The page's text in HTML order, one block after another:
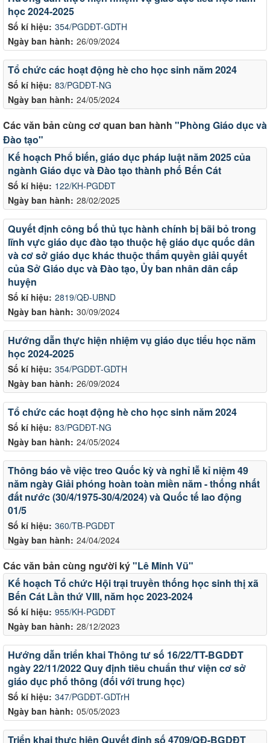
Số kí hiệu: 354/PGDĐT-GDTH
Ngày ban hành: 26/09/2024
học 2024-2025
Số kí hiệu: 83/PGDĐT-NG
Ngày ban hành: 24/05/2024
Tổ chức các hoạt động hè cho học sinh năm 2024
Các văn bản cùng cơ quan ban hành "Phòng Giáo dục và
Đào tạo"
Số kí hiệu: 122/KH-PGDĐT
Ngày ban hành: 28/02/2025
Kế hoạch Phổ biến, giáo dục pháp luật năm 2025 của
ngành Giáo dục và Đào tạo thành phố Bến Cát
Số kí hiệu: 2819/QĐ-UBND
Ngày ban hành: 30/09/2024
Quyết định công bố thủ tục hành chính bị bãi bỏ trong
lĩnh vực giáo dục đào tạo thuộc hệ giáo dục quốc dân
và cơ sở giáo dục khác thuộc thẩm quyền giải quyết
của Sở Giáo dục và Đào tạo, Ủy ban nhân dân cấp
huyện
Số kí hiệu: 354/PGDĐT-GDTH
Ngày ban hành: 26/09/2024
Hướng dẫn thực hiện nhiệm vụ giáo dục tiểu học năm
học 2024-2025
Số kí hiệu: 83/PGDĐT-NG
Ngày ban hành: 24/05/2024
Tổ chức các hoạt động hè cho học sinh năm 2024
Số kí hiệu: 360/TB-PGDĐT
Ngày ban hành: 24/04/2024
Thông báo về việc treo Quốc kỳ và nghỉ lễ kỉ niệm 49
năm ngày Giải phóng hoàn toàn miền năm - thống nhất
đất nước (30/4/1975-30/4/2024) và Quốc tế lao động
01/5
Các văn bản cùng người ký"Lê Minh Vũ"
Số kí hiệu: 955/KH-PGDĐT
Ngày ban hành: 28/12/2023
Kế hoạch Tổ chức Hội trại truyền thống học sinh thị xã
Bến Cát Lần thứ VIII, năm học 2023-2024
Số kí hiệu: 347/PGDĐT-GDTrH
Ngày ban hành: 05/05/2023
Hướng dẫn triển khai Thông tư số 16/22/TT-BGDĐT
ngày 22/11/2022 Quy định tiêu chuẩn thư viện cơ sở
giáo dục phổ thông (đối với trung học)
Triển khai thực hiện Quyết định số 4709/QĐ-BGDĐT